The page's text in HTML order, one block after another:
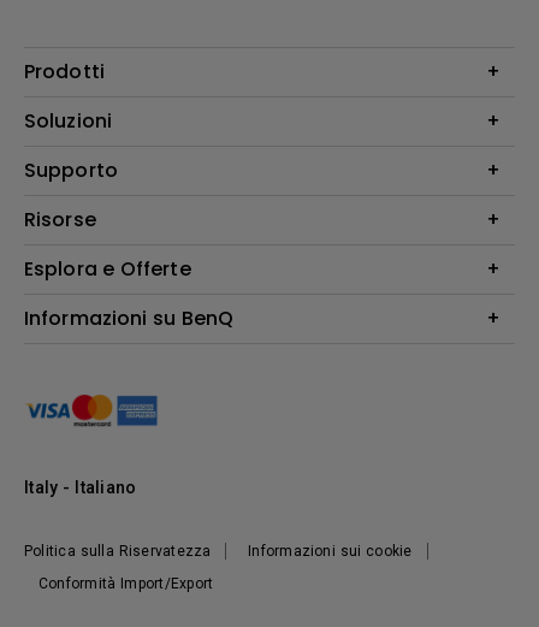
Prodotti
Videoproiettori
Illuminazione
Altoparlante
Soluzioni
Education/Formazione
Supporto
Contatti
FAQ BenQ Shop
Returns BenQ Shop
Risorse
Find Your Perfect Projector
Centro informazioni
Esplora e Offerte
Events, Promotions & Webinars
Informazioni su BenQ
Responsabilità sociale d'impresa
Notizie
Politica sulla Riservatezza
Informazioni sui cookie
Conformità Import/Export
Italy - Italiano